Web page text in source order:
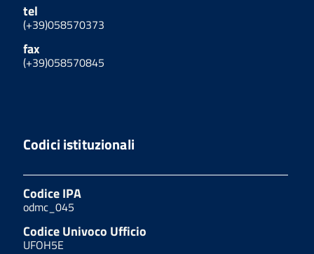
tel
(+39)058570373
fax
(+39)058570845
Codici istituzionali
Codice IPA
odmc_045
Codice Univoco Ufficio
UFOH5E